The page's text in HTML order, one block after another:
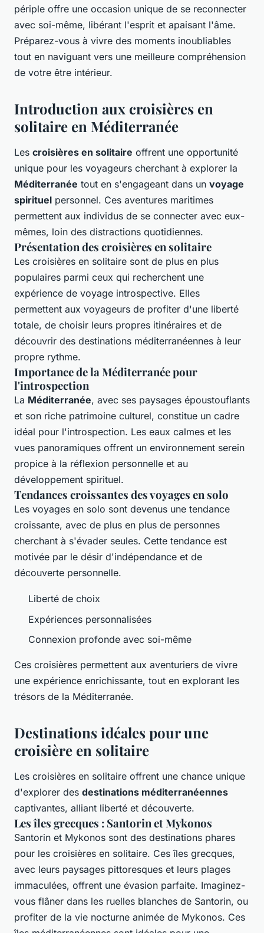
périple offre une occasion unique de se reconnecter
avec soi-même, libérant l'esprit et apaisant l'âme.
Préparez-vous à vivre des moments inoubliables
tout en naviguant vers une meilleure compréhension
de votre être intérieur.
Introduction aux croisières en
solitaire en Méditerranée
Les croisières en solitaire offrent une opportunité
unique pour les voyageurs cherchant à explorer la
Méditerranée tout en s'engageant dans un voyage
spirituel personnel. Ces aventures maritimes
permettent aux individus de se connecter avec eux-
mêmes, loin des distractions quotidiennes.
Présentation des croisières en solitaire
Les croisières en solitaire sont de plus en plus
populaires parmi ceux qui recherchent une
expérience de voyage introspective. Elles
permettent aux voyageurs de profiter d'une liberté
totale, de choisir leurs propres itinéraires et de
découvrir des destinations méditerranéennes à leur
propre rythme.
Importance de la Méditerranée pour
l'introspection
La Méditerranée, avec ses paysages époustouflants
et son riche patrimoine culturel, constitue un cadre
idéal pour l'introspection. Les eaux calmes et les
vues panoramiques offrent un environnement serein
propice à la réflexion personnelle et au
développement spirituel.
Tendances croissantes des voyages en solo
Les voyages en solo sont devenus une tendance
croissante, avec de plus en plus de personnes
cherchant à s'évader seules. Cette tendance est
motivée par le désir d'indépendance et de
découverte personnelle.
Liberté de choix
Expériences personnalisées
Connexion profonde avec soi-même
Ces croisières permettent aux aventuriers de vivre
une expérience enrichissante, tout en explorant les
trésors de la Méditerranée.
Destinations idéales pour une
croisière en solitaire
Les croisières en solitaire offrent une chance unique
d'explorer des destinations méditerranéennes
captivantes, alliant liberté et découverte.
Les îles grecques : Santorin et Mykonos
Santorin et Mykonos sont des destinations phares
pour les croisières en solitaire. Ces îles grecques,
avec leurs paysages pittoresques et leurs plages
immaculées, offrent une évasion parfaite. Imaginez-
vous flâner dans les ruelles blanches de Santorin, ou
profiter de la vie nocturne animée de Mykonos. Ces